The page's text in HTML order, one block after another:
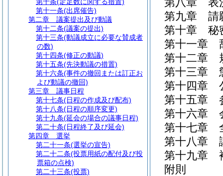
第九章
請
第十章
秘
第十一章
第十二章
第十三章
第十四章
第十五章
第十六章
第十七章
第十八章
第十九章
附則
第十一条(出席催告)
第二章
議案提出及び動議
第十二条(議案の提出)
第十三条(動議成立に必要な賛成者
の数)
第十四条(修正の動議)
第十五条(先決動議の措置)
第十六条(事件の撤回または訂正お
よび動議の撤回)
第三章
議事日程
第十七条(日程の作成及び配布)
第十八条(日程の順序変更)
第十九条(延会の場合の議事日程)
第二十条(日程終了及び延会)
第四章
選挙
第二十一条(選挙の宣告)
第二十二条(投票用紙の配付及び投
票箱の点検)
第二十三条(投票)